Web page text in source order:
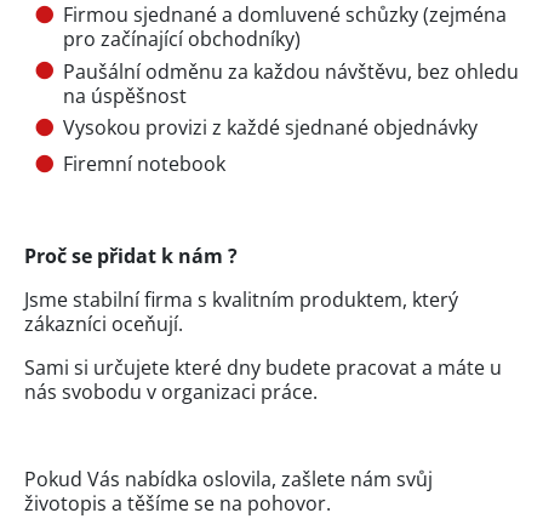
Firmou sjednané a domluvené schůzky (zejména
pro začínající obchodníky)
Paušální odměnu za každou návštěvu, bez ohledu
na úspěšnost
Vysokou provizi z každé sjednané objednávky
Firemní notebook
Proč se přidat k nám ?
Jsme stabilní firma s kvalitním produktem, který
zákazníci oceňují.
Sami si určujete které dny budete pracovat a máte u
nás svobodu v organizaci práce.
Pokud Vás nabídka oslovila, zašlete nám svůj
životopis a těšíme se na pohovor.